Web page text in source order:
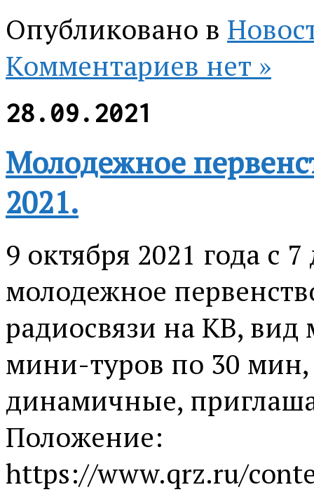
Опубликовано в
Комментариев нет »
28.09.2021
Молодежное
2021.
9 октября 2021 года с
молодежное
радиосвязи на КВ,
мини-туров по 30 мин,
динамичные,
Положение:
https://www.qrz.ru/